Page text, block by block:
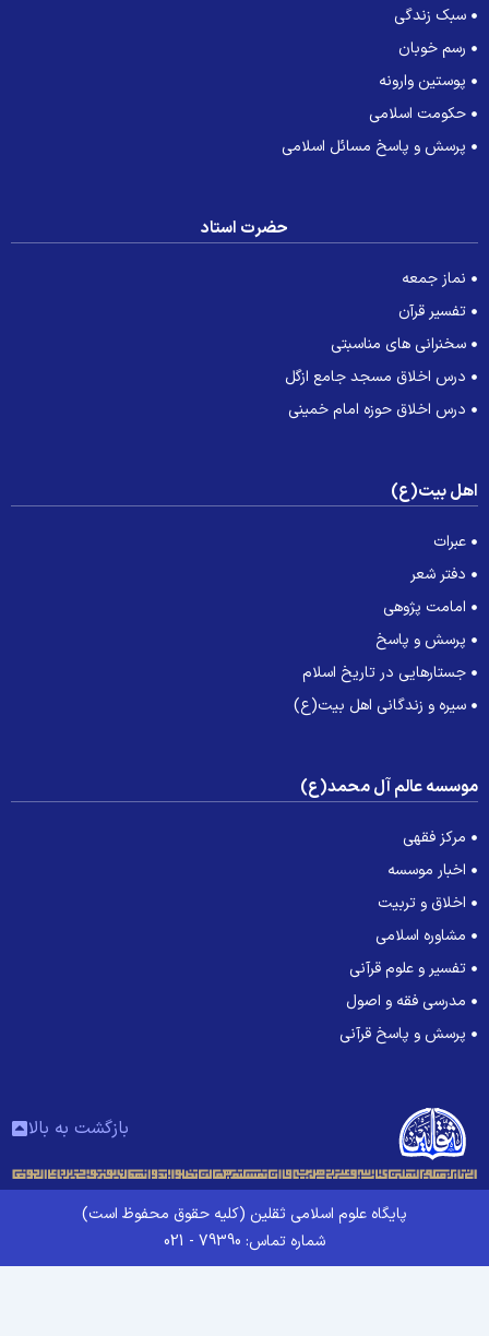
سبک زندگی
رسم خوبان
پوستین وارونه
حکومت اسلامی
پرسش و پاسخ مسائل اسلامی
حضرت استاد
نماز جمعه
تفسیر قرآن
سخنرانی های مناسبتی
درس اخلاق مسجد جامع ازگل
درس اخلاق حوزه امام خمینی
بیت(ع)
عبرات
دفتر شعر
امامت پژوهی
پرسش و پاسخ
جستارهایی در تاریخ اسلام
سیره و زندگانی اهل بیت(ع)
عالم آل محمد(ع)
مرکز فقهی
اخبار موسسه
اخلاق و تربیت
مشاوره اسلامی
تفسیر و علوم قرآنی
مدرسی فقه و اصول
پرسش و پاسخ قرآنی
بازگشت به بالا
پایگاه علوم اسلامی ثقلین (کلیه حقوق محفوظ است)
شماره تماس: 79390 - 021